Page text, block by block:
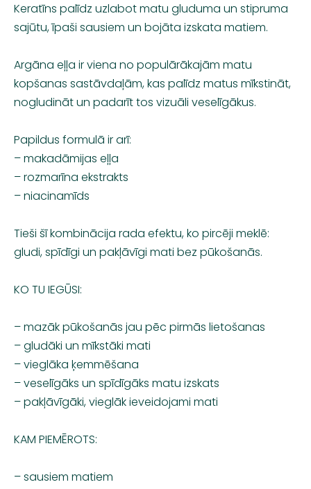
Keratīns palīdz uzlabot matu gluduma un stipruma
sajūtu, īpaši sausiem un bojāta izskata matiem.
Argāna eļļa ir viena no populārākajām matu
kopšanas sastāvdaļām, kas palīdz matus mīkstināt,
nogludināt un padarīt tos vizuāli veselīgākus.
Papildus formulā ir arī:
– makadāmijas eļļa
– rozmarīna ekstrakts
– niacinamīds
Tieši šī kombinācija rada efektu, ko pircēji meklē:
gludi, spīdīgi un pakļāvīgi mati bez pūkošanās.
KO TU IEGŪSI:
– mazāk pūkošanās jau pēc pirmās lietošanas
– gludāki un mīkstāki mati
– vieglāka ķemmēšana
– veselīgāks un spīdīgāks matu izskats
– pakļāvīgāki, vieglāk ieveidojami mati
KAM PIEMĒROTS:
– sausiem matiem